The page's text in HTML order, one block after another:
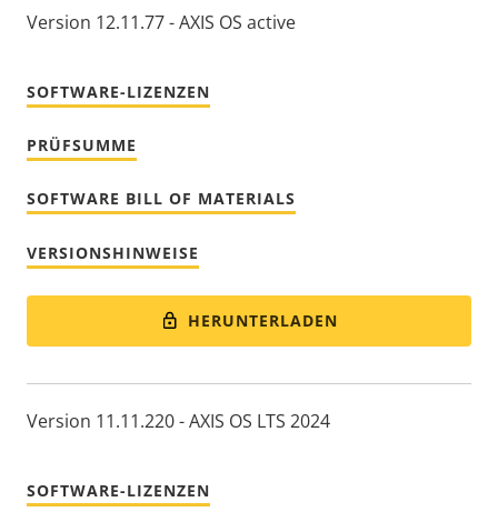
Version 12.11.77 - AXIS OS active
SOFTWARE-LIZENZEN
PRÜFSUMME
SOFTWARE BILL OF MATERIALS
VERSIONSHINWEISE
HERUNTERLADEN
Version 11.11.220 - AXIS OS LTS 2024
SOFTWARE-LIZENZEN